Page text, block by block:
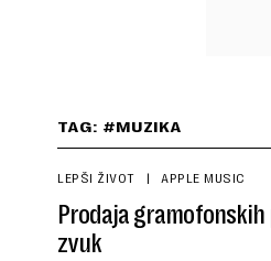
TAG: #MUZIKA
LEPŠI ŽIVOT APPLE MUSIC
Prodaja
zvuk